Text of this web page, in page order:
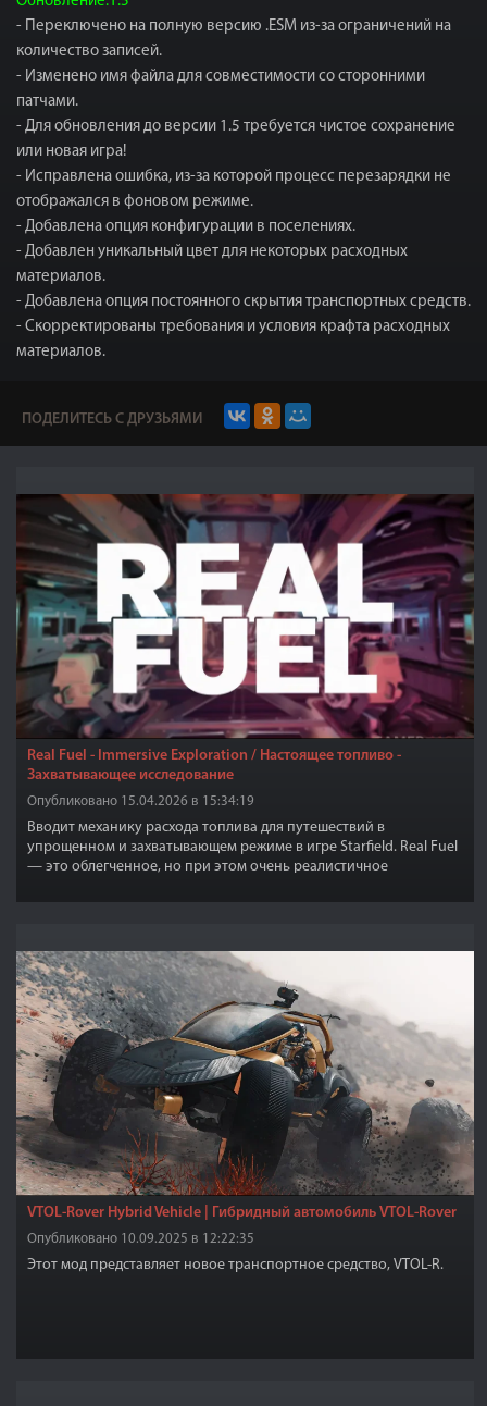
- Переключено на полную версию .ESM из-за ограничений на
количество записей.
- Изменено имя файла для совместимости со сторонними
патчами.
- Для обновления до версии 1.5 требуется чистое сохранение
или новая игра!
- Исправлена ​​ошибка, из-за которой процесс перезарядки не
отображался в фоновом режиме.
- Добавлена ​​опция конфигурации в поселениях.
- Добавлен уникальный цвет для некоторых расходных
материалов.
- Добавлена ​​опция постоянного скрытия транспортных средств.
- Скорректированы требования и условия крафта расходных
материалов.
ПОДЕЛИТЕСЬ С ДРУЗЬЯМИ
Real Fuel - Immersive Exploration / Настоящее топливо -
Захватывающее исследование
Опубликовано 15.04.2026 в 15:34:19
Вводит механику расхода топлива для путешествий в
упрощенном и захватывающем режиме в игре Starfield. Real Fuel
— это облегченное, но при этом очень реалистичное
VTOL-Rover Hybrid Vehicle | Гибридный автомобиль VTOL-Rover
Опубликовано 10.09.2025 в 12:22:35
Этот мод представляет новое транспортное средство, VTOL-R.